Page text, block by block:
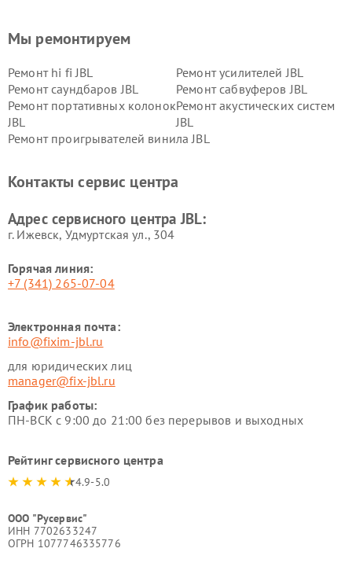
Мы ремонтируем
Ремонт hi fi JBL
Ремонт усилителей JBL
Ремонт саундбаров JBL
Ремонт сабвуферов JBL
Ремонт портативных колонок
JBL
Ремонт акустических систем
JBL
Ремонт проигрывателей винила JBL
Контакты сервис центра
Адрес сервисного центра JBL:
г. Ижевск, Удмуртская ул., 304
Горячая линия:
+7 (341) 265-07-04
Электронная почта:
info@fixim-jbl.ru
для юридических лиц
manager@fix-jbl.ru
График работы:
ПН-ВСК с 9:00 до 21:00 без перерывов и выходных
Рейтинг сервисного центра
4.9-5.0
ООО "Русервис"
ИНН 7702633247
ОГРН 1077746335776